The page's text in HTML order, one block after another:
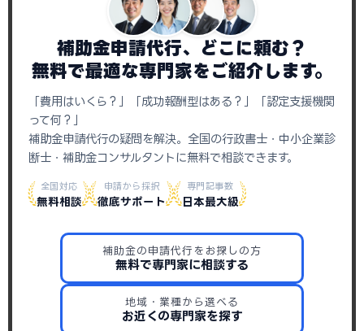
補助金申請代行、どこに頼む？
無料で最適な専門家をご紹介します。
「費用はいくら？」「成功報酬型はある？」「認定支援機関
って何？」
補助金申請代行の疑問を解決。全国の行政書士・中小企業診
断士・補助金コンサルタントに無料で相談できます。
全国対応
無料相談
申請から採択
徹底サポート
専門記事数
日本最大級
補助金の申請代行をお探しの方
無料で専門家に相談する
地域・業種から選べる
お近くの専門家を探す